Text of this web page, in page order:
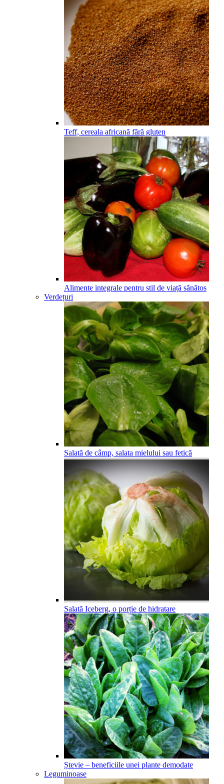
Teff, cereala africană fără gluten
Alimente integrale pentru stil de viață sănătos
Verdețuri
Salată de câmp, salata mielului sau fetică
Salată Iceberg, o porție de hidratare
Ștevie – beneficiile unei plante demodate
Leguminoase